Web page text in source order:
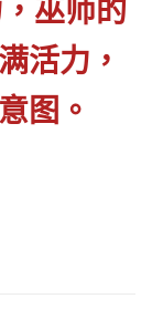
巫师的
活力，
图。